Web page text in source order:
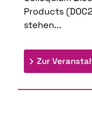
Products
stehen...
Zur